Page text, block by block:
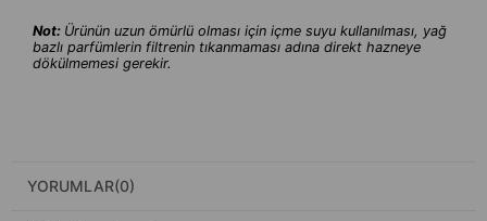
Not: Ürünün uzun ömürlü olması için içme suyu kullanılması, yağ
bazlı parfümlerin filtrenin tıkanmaması adına direkt hazneye
dökülmemesi gerekir.
YORUMLAR(0)